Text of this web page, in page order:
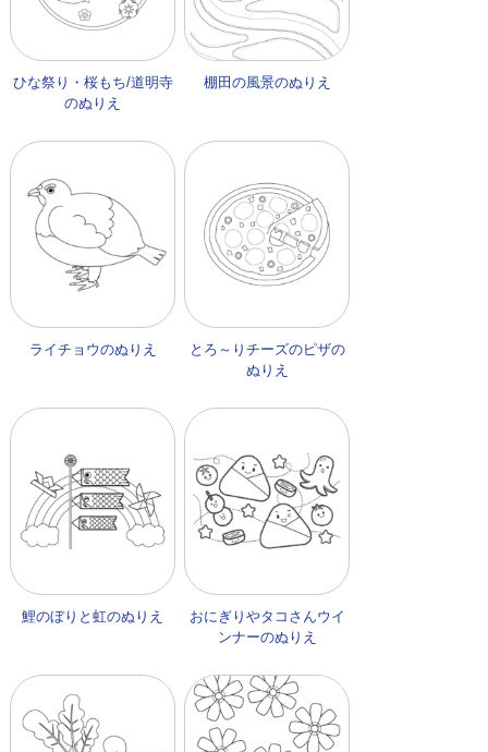
ひな祭り・桜もち/道明寺
のぬりえ
棚田の風景のぬりえ
ライチョウのぬりえ
とろ～りチーズのピザの
ぬりえ
鯉のぼりと虹のぬりえ
おにぎりやタコさんウイ
ンナーのぬりえ